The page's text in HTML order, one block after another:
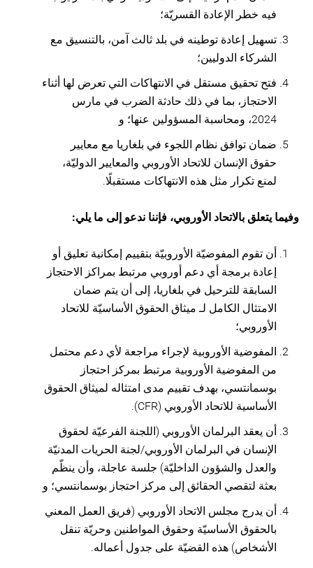
فيه خطر الإعادة القسريّة؛
تسهيل إعادة توطينه في بلد ثالث آمن، بالتنسيق مع
الشركاء الدوليين؛
فتح تحقيق مستقل في الانتهاكات التي تعرض لها أثناء
الاحتجاز، بما في ذلك حادثة الضرب في مارس
2024، ومحاسبة المسؤولين عنها؛ و
ضمان توافق نظام اللجوء في بلغاريا مع معايير
حقوق الإنسان للاتحاد الأوروبي والمعايير الدوليّة،
لمنع تكرار مثل هذه الانتهاكات مستقبلًا.
وفيما يتعلق بالاتحاد الأوروبي، فإننا ندعو إلى ما يلي:
أن تقوم المفوضيّة الأوروبيّة بتقييم إمكانية تعليق أو
إعادة برمجة أي دعم أوروبي مرتبط بمراكز الاحتجاز
السابقة للترحيل في بلغاريا، إلى أن يتم ضمان
الامتثال الكامل لـ ميثاق الحقوق الأساسيّة للاتحاد
الأوروبي؛
المفوضية الأوروبية لإجراء مراجعة لأي دعم محتمل
من المفوضية الأوروبية مرتبط بمركز احتجاز
بوسمانتسي، بهدف تقييم مدى امتثاله لميثاق الحقوق
الأساسية للاتحاد الأوروبي (CFR).
أن يعقد البرلمان الأوروبي (اللجنة الفرعيّة لحقوق
الإنسان في البرلمان الأوروبي/لجنة الحريات المدنيّة
والعدل والشؤون الداخليّة) جلسة عاجلة، وأن ينظّم
بعثة لتقصي الحقائق إلى مركز احتجاز بوسمانتسي؛ و
أن يدرج مجلس الاتحاد الأوروبي (فريق العمل المعني
بالحقوق الأساسيّة وحقوق المواطنين وحريّة تنقل
الأشخاص) هذه القضيّة على جدول أعماله.